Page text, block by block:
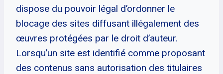
dispose du pouvoir légal d’ordonner le
blocage des sites diffusant illégalement des
œuvres protégées par le droit d’auteur.
Lorsqu’un site est identifié comme proposant
des contenus sans autorisation des titulaires